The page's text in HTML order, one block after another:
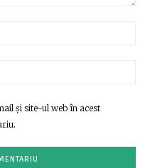
și site-ul web în acest